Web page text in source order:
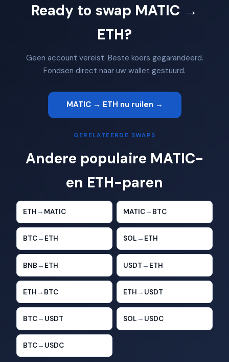
Ready to swap MATIC →
ETH?
Geen account vereist. Beste koers gegarandeerd.
Fondsen direct naar uw wallet gestuurd.
MATIC → ETH nu ruilen →
GERELATEERDE SWAPS
Andere populaire MATIC-
en ETH-paren
ETH → MATIC MATIC→ BTC
BTC→ ETH SOL → ETH
BNB → ETH USDT → ETH
ETH → BTC ETH → USDT
BTC→ USDT SOL → USDC
BTC→ USDC